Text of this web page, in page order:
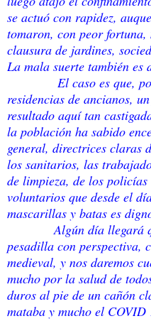
se actuó con rapidez,
tomaron, con peor
clausura de jardines,
La mala suerte también es
El caso es que,
residencias de ancianos,
resultado aquí tan
la población ha sabido
general, directrices claras
los sanitarios, las
de limpieza, de los
voluntarios que desde el
mascarillas y batas es
Algún día llegará que
pesadilla con perspectiva,
medieval, y nos daremos
mucho por la salud de
duros al pie de un cañón
mataba y mucho el COVID